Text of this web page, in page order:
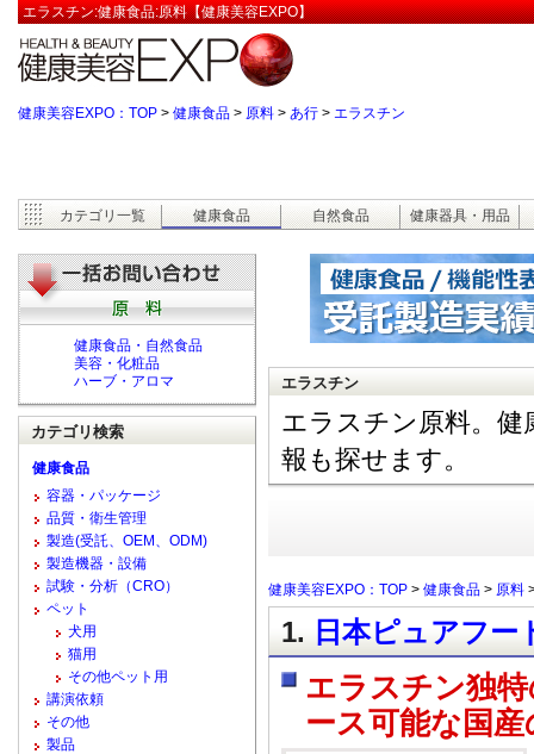
エラスチン:健康食品:原料【健康美容EXPO】
健康美容EXPO：TOP > 健康食品 > 原料 > あ行 > エラスチン
カテゴリ一覧 健康食品 自然食品 健康器具・用品
エラスチン
エラスチン原料。健
報も探せます。
健康美容EXPO：TOP > 健康食品 > 原料
1. 日本ピュアフー
エラスチン独
ース可能な国
健康食品・自然食品
美容・化粧品
ハーブ・アロマ
カテゴリ検索
健康食品
容器・パッケージ
品質・衛生管理
製造(受託、OEM、ODM)
製造機器・設備
試験・分析（CRO）
ペット
犬用
猫用
その他ペット用
講演依頼
その他
製品